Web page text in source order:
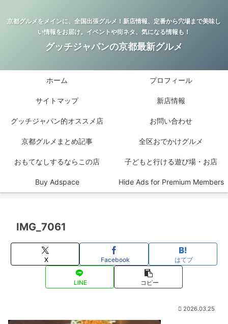
京都グルメをメインに、全国出張グルメ！新店情報、定番から穴場まで美味し
い情報をお届け。イベントや街ネタ、気になる情報も！
グッチジャパンの京都最新グルメ
ホーム プロフィール
サイトマップ 新店情報
グッチジャパン的オススメ店 お問い合わせ
京都グルメまとめ記事 全区おでかけグルメ
おもてなしするならこの店 子どもと行ける遊び場・お店
Buy Adspace Hide Ads for Premium Members
IMG_7061
X Facebook はてブ
LINE コピー
2026.03.25